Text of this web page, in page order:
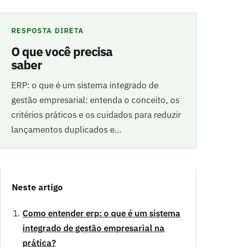
RESPOSTA DIRETA
O que você precisa
saber
ERP: o que é um sistema integrado de
gestão empresarial: entenda o conceito, os
critérios práticos e os cuidados para reduzir
lançamentos duplicados e…
Neste artigo
Como entender erp: o que é um sistema
integrado de gestão empresarial na
prática?